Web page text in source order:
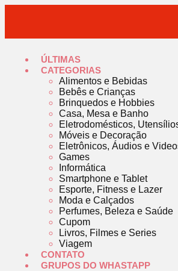
ÚLTIMAS
CATEGORIAS
Alimentos e Bebidas
Bebês e Crianças
Brinquedos e Hobbies
Casa, Mesa e Banho
Eletrodomésticos,
Móveis e Decoração
Eletrônicos, Áudios e
Games
Informática
Smartphone e Tablet
Esporte, Fitness e Lazer
Moda e Calçados
Perfumes, Beleza e Saúde
Cupom
Livros, Filmes e Series
Viagem
CONTATO
GRUPOS DO WHASTAPP